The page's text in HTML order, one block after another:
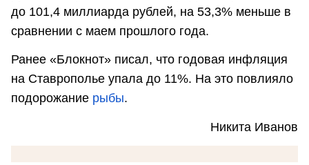
до 101,4 миллиарда рублей, на 53,3% меньше в
сравнении с маем прошлого года.
Ранее «Блокнот» писал, что годовая инфляция
на Ставрополье упала до 11%. На это повлияло
подорожание рыбы.
Никита Иванов